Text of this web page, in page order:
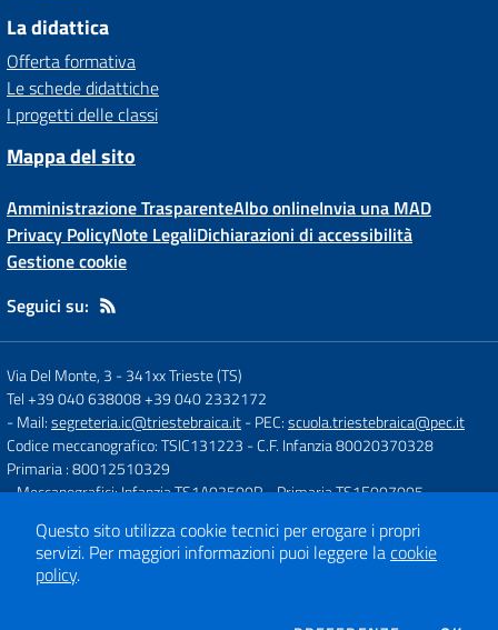
La didattica
Offerta formativa
Le schede didattiche
I progetti delle classi
Mappa del sito
Amministrazione TrasparenteAlbo onlineInvia una MAD
Privacy PolicyNote LegaliDichiarazioni di accessibilità
Gestione cookie
Seguici su:
Via Del Monte, 3 -341xx Trieste (TS)
Tel +39 040 638008 +39 040 2332172
- Mail:segreteria.ic@triestebraica.it- PEC:scuola.triestebraica@pec.it
Codice meccanografico: TSIC131223 - C.F. Infanzia 80020370328
Primaria : 80012510329
- Meccanografici: Infanzia TS1A02500R - Primaria TS1E007005
Concept & Design by
Designers Italia
Questo sito utilizza cookie tecnici per erogare i propri
servizi. Per maggiori informazioni puoi leggere lacookie
policy.